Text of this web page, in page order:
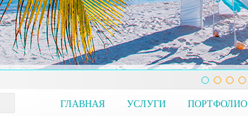
ГЛАВНАЯ УСЛУГИ ПОРТФОЛИО